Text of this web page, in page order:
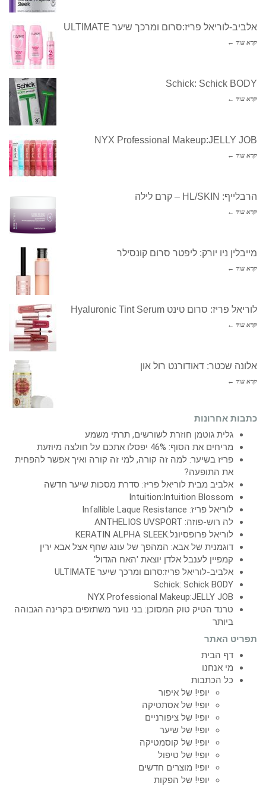
אלביב-לוריאל פריז:סרום ומרכך שיער ULTIMATE
קרא עוד ←
Schick: Schick BODY
קרא עוד ←
NYX Professional Makeup:JELLY JOB
קרא עוד ←
הרבלייף: HL/SKIN – קרם לילה
קרא עוד ←
מייבלין ניו יורק: ליפטר סרום קונסילר
קרא עוד ←
לוריאל פריז: סרום טינט Hyaluronic Tint Serum
קרא עוד ←
אלונה שכטר: דאודורנט רול און
קרא עוד ←
כתבות אחרונות
גלית גוטמן חוזרת לשורשים, תרתי משמע
מריחים את הסוף: 46% יפסלו אתכם על חולצה מיוזעת
פריז בשיער: למה זה קורה, למי זה קורה ואיך אפשר להפחית
את התופעה?
אלביב מבית לוריאל פריז: סדרת מסכות שיער חדשה
Intuition:Intuition Blossom
לוריאל פריז: Infallible Laque Resistance
לה רוש-פוזה: ANTHELIOS UVSPORT
לוריאל פרופסיונל:KERATIN ALPHA SLEEK
דוגמנית של אבא: המהפך של עונג שחף אצל אבא ירין
קמפיין לענבל אלדן יוצאת 'האח הגדול'
אלביב-לוריאל פריז:סרום ומרכך שיער ULTIMATE
Schick: Schick BODY
NYX Professional Makeup:JELLY JOB
טרנד הטיק טוק המסוכן: בני נוער משתזפים בקרינה הגבוהה
ביותר
תפריט האתר
דף הבית
מי אנחנו
כל הכתבות
יופי! של איפור
יופי! של אסתטיקה
יופי! של ציפורניים
יופי! של שיער
יופי! של קוסמטיקה
יופי! של טיפול
יופי! מוצרים חדשים
יופי! של הפקות